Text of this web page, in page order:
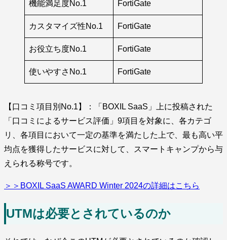
機能満足度No.1 FortiGate
カスタマイズ性No.1 FortiGate
お役立ち度No.1 FortiGate
使いやすさNo.1 FortiGate
【口コミ項目別No.1】：「BOXIL SaaS」上に投稿された
「口コミによるサービス評価」9項目を対象に、各カテゴ
リ、各項目において一定の基準を満たした上で、最も高い平
均点を獲得したサービスに対して、スマートキャンプから与
えられる称号です。
＞＞BOXIL SaaS AWARD Winter 2024の詳細はこちら
UTMは必要とされているのか